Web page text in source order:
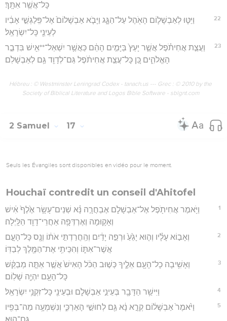
כָּל־אֲשֶׁ֥ר אִתָּֽךְ׃
22
וַיַּטּ֧וּ לְאַבְשָׁל֛וֹם הָאֹ֖הֶל עַל־הַגָּ֑ג וַיָּבֹ֤א אַבְשָׁלוֹם֙ אֶל־פִּֽלַגְשֵׁ֣י אָבִ֔יו
לְעֵינֵ֖י כָּל־יִשְׂרָאֵֽל׃
23
וַעֲצַ֣ת אֲחִיתֹ֗פֶל אֲשֶׁ֤ר יָעַץ֙ בַּיָּמִ֣ים הָהֵ֔ם כַּאֲשֶׁ֥ר יִשְׁאַל־**אִ֖ישׁ בִּדְבַ֣ר
הָאֱלֹהִ֑ים כֵּ֚ן כָּל־עֲצַ֣ת אֲחִיתֹ֔פֶל גַּם־לְדָוִ֖ד גַּ֥ם לְאַבְשָׁלֹֽם׃
Hébreu : © Westminster Leningrad Codex - tanach.us --- Grec : © 2010 by the
Society of Biblical Literature and Logos Bible Software - sblgnt.com
2 Samuel 17
Seuls les Évangiles sont disponibles en vidéo pour le moment.
Houchaï contredit un conseil d'Ahitofel
1
וַיֹּ֥אמֶר אֲחִיתֹ֖פֶל אֶל־אַבְשָׁלֹ֑ם אֶבְחֲרָ֣ה נָּ֗א שְׁנֵים־עָשָׂ֥ר אֶ֙לֶף֙ אִ֔ישׁ
וְאָק֛וּמָה וְאֶרְדְּפָ֥ה אַחֲרֵי־דָוִ֖ד הַלָּֽיְלָה׃
2
וְאָב֣וֹא עָלָ֗יו וְה֤וּא יָגֵ֙עַ֙ וּרְפֵ֣ה יָדַ֔יִם וְהַֽחֲרַדְתִּ֣י אֹת֔וֹ וְנָ֖ס כָּל־הָעָ֣ם
אֲשֶׁר־אִתּ֑וֹ וְהִכֵּיתִ֥י אֶת־הַמֶּ֖לֶךְ לְבַדּֽוֹ׃
3
וְאָשִׁ֥יבָה כָל־הָעָ֖ם אֵלֶ֑יךָ כְּשׁ֣וּב הַכֹּ֔ל הָאִישׁ֙ אֲשֶׁ֣ר אַתָּ֣ה מְבַקֵּ֔שׁ
כָּל־הָעָ֖ם יִהְיֶ֥ה שָׁלֽוֹם׃
4 וַיִּישַׁ֥ר הַדָּבָ֖ר בְּעֵינֵ֣י אַבְשָׁלֹ֑ם וּבְעֵינֵ֖י כָּל־זִקְנֵ֥י יִשְׂרָאֵֽל׃
5
וַיֹּ֙אמֶר֙ אַבְשָׁל֔וֹם קְרָ֣א נָ֔א גַּ֖ם לְחוּשַׁ֣י הָאַרְכִּ֑י וְנִשְׁמְעָ֥ה מַה־בְּפִ֖יו
גַּם־הֽוּא׃